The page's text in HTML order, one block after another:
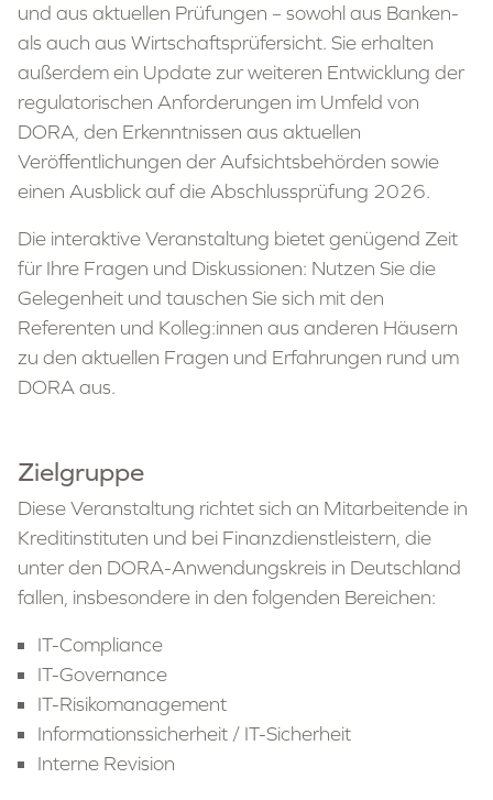
und aus aktuellen Prüfungen – sowohl aus Banken-
als auch aus Wirtschaftsprüfersicht. Sie erhalten
außerdem ein Update zur weiteren Entwicklung der
regulatorischen Anforderungen im Umfeld von
DORA, den Erkenntnissen aus aktuellen
Veröffentlichungen der Aufsichtsbehörden sowie
einen Ausblick auf die Abschlussprüfung 2026.
Die interaktive Veranstaltung bietet genügend Zeit
für Ihre Fragen und Diskussionen: Nutzen Sie die
Gelegenheit und tauschen Sie sich mit den
Referenten und Kolleg:innen aus anderen Häusern
zu den aktuellen Fragen und Erfahrungen rund um
DORA aus.
Zielgruppe
Diese Veranstaltung richtet sich an Mitarbeitende in
Kreditinstituten und bei Finanzdienstleistern, die
unter den DORA-Anwendungskreis in Deutschland
fallen, insbesondere in den folgenden Bereichen:
IT-Compliance
IT-Governance
IT-Risikomanagement
Informationssicherheit / IT-Sicherheit
Interne Revision